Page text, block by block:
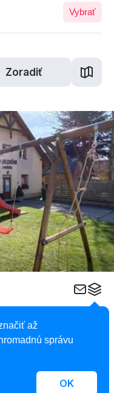
Vybrať
Zoradiť
až
správu
OK